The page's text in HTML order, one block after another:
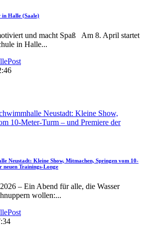
Halle (Saale)
und macht Spaß Am 8. April startet
in Halle...
Neustadt: Kleine Show, Mitmachen, Springen vom 10-
neuen Trainings-Longe
– Ein Abend für alle, die Wasser
wollen:...